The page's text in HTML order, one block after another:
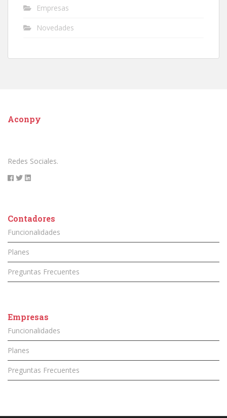
Empresas
Novedades
Aconpy
Redes Sociales.
Contadores
Funcionalidades
Planes
Preguntas Frecuentes
Empresas
Funcionalidades
Planes
Preguntas Frecuentes